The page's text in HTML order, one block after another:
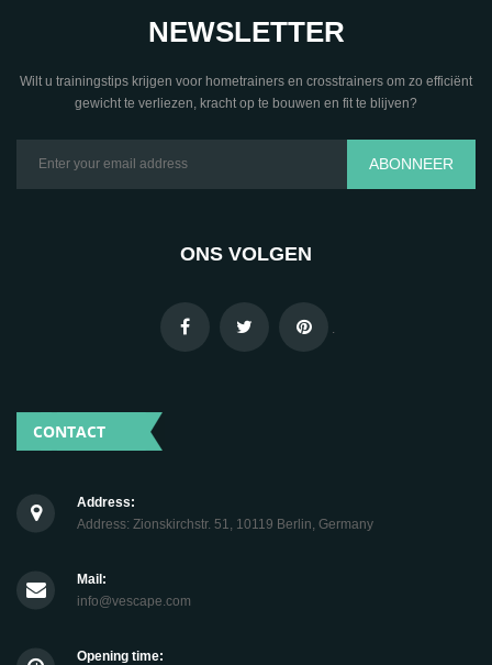
NEWSLETTER
Wilt u trainingstips krijgen voor hometrainers en crosstrainers om zo efficiënt
gewicht te verliezen, kracht op te bouwen en fit te blijven?
ABONNEER
ONS VOLGEN
.
CONTACT
Address:
Address: Zionskirchstr. 51, 10119 Berlin, Germany
Mail:
info@vescape.com
Opening time: